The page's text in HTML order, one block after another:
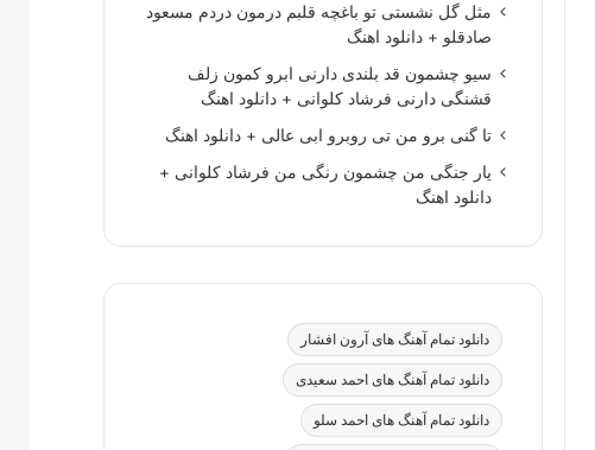
مثل گل نشستی تو باغچه قلبم درمون دردم مسعود
صادقلو + دانلود اهنگ
سیو چشمون قد بلندی دارنی ابرو کمون زلف
قشنگی دارنی فرشاد کلوانی + دانلود اهنگ
تا گنی برو من تی روبرو ابی عالی + دانلود اهنگ
یار جنگی من چشمون رنگی من فرشاد کلوانی +
دانلود اهنگ
دانلود تمام آهنگ های آرون افشار
دانلود تمام آهنگ های احمد سعیدی
دانلود تمام آهنگ های احمد سلو